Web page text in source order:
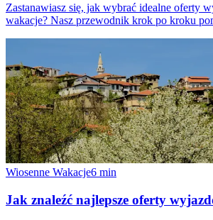
Zastanawiasz się, jak wybrać idealne oferty
wakacje? Nasz przewodnik krok po kroku
Wiosenne Wakacje6 min
Jak znaleźć najlepsze oferty